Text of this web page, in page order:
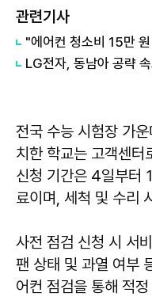
관련기사
전국 수능 시험장 가
치한 학교는 고객센터
신청 기간은 4일부터
료이며, 세척 및 수리
사전 점검 신청 시 서
팬 상태 및 과열 여부
어컨 점검을 통해 적